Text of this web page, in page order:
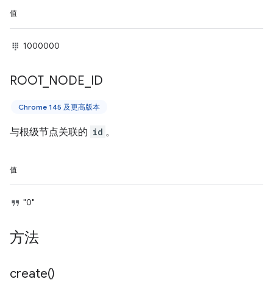
值
1000000
ROOT_ NODE ID
Chrome 145 及更高版本
与根级节点关联的 id 。
值
"0"
方法
create()